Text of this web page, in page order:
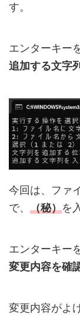
す。
エンターキー
追加する文字列
今回は、ファ
で、 （秘）を
エンターキー
変更内容を確
変更内容がよ